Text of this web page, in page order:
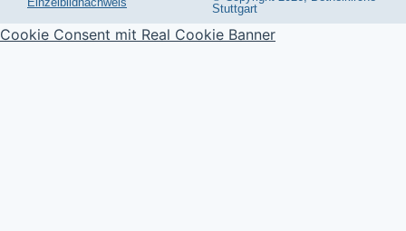
Stuttgart
Cookie Consent mit Real Cookie Banner